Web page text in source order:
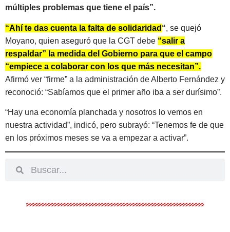
múltiples problemas que tiene el país”.
“Ahí te das cuenta la falta de solidaridad “, se quejó
Moyano, quien aseguró que la CGT debe “salir a
respaldar” la medida del Gobierno para que el campo
“empiece a colaborar con los que más necesitan”.
Afirmó ver “firme” a la administración de Alberto Fernández y
reconoció: “Sabíamos que el primer año iba a ser durísimo”.
“Hay una economía planchada y nosotros lo vemos en
nuestra actividad”, indicó, pero subrayó: “Tenemos fe de que
en los próximos meses se va a empezar a activar”.